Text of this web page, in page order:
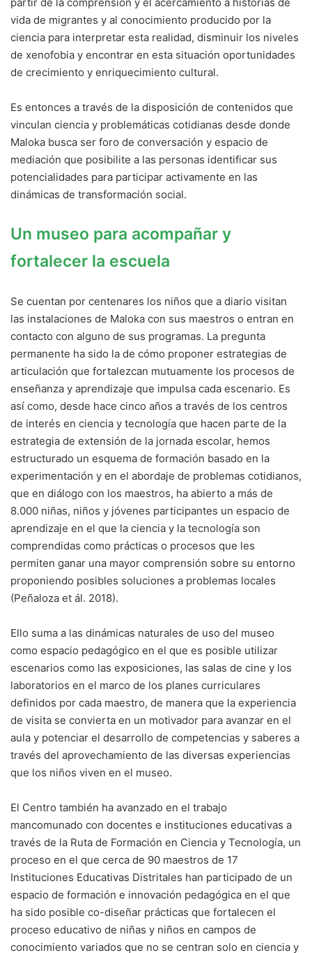
partir de la comprensión y el acercamiento a historias de
vida de migrantes y al conocimiento producido por la
ciencia para interpretar esta realidad, disminuir los niveles
de xenofobia y encontrar en esta situación oportunidades
de crecimiento y enriquecimiento cultural.
Es entonces a través de la disposición de contenidos que
vinculan ciencia y problemáticas cotidianas desde donde
Maloka busca ser foro de conversación y espacio de
mediación que posibilite a las personas identificar sus
potencialidades para participar activamente en las
dinámicas de transformación social.
Un museo para acompañar y
fortalecer la escuela
Se cuentan por centenares los niños que a diario visitan
las instalaciones de Maloka con sus maestros o entran en
contacto con alguno de sus programas. La pregunta
permanente ha sido la de cómo proponer estrategias de
articulación que fortalezcan mutuamente los procesos de
enseñanza y aprendizaje que impulsa cada escenario. Es
así como, desde hace cinco años a través de los centros
de interés en ciencia y tecnología que hacen parte de la
estrategia de extensión de la jornada escolar, hemos
estructurado un esquema de formación basado en la
experimentación y en el abordaje de problemas cotidianos,
que en diálogo con los maestros, ha abierto a más de
8.000 niñas, niños y jóvenes participantes un espacio de
aprendizaje en el que la ciencia y la tecnología son
comprendidas como prácticas o procesos que les
permiten ganar una mayor comprensión sobre su entorno
proponiendo posibles soluciones a problemas locales
(Peñaloza et ál. 2018).
Ello suma a las dinámicas naturales de uso del museo
como espacio pedagógico en el que es posible utilizar
escenarios como las exposiciones, las salas de cine y los
laboratorios en el marco de los planes curriculares
definidos por cada maestro, de manera que la experiencia
de visita se convierta en un motivador para avanzar en el
aula y potenciar el desarrollo de competencias y saberes a
través del aprovechamiento de las diversas experiencias
que los niños viven en el museo.
El Centro también ha avanzado en el trabajo
mancomunado con docentes e instituciones educativas a
través de la Ruta de Formación en Ciencia y Tecnología, un
proceso en el que cerca de 90 maestros de 17
Instituciones Educativas Distritales han participado de un
espacio de formación e innovación pedagógica en el que
ha sido posible co-diseñar prácticas que fortalecen el
proceso educativo de niñas y niños en campos de
conocimiento variados que no se centran solo en ciencia y